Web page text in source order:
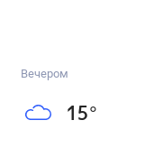
Вечером
15°